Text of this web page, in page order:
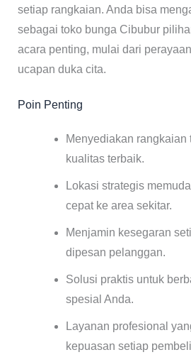
setiap rangkaian. Anda bisa
sebagai toko bunga Cibubur
acara penting, mulai dari
ucapan duka cita.
Poin Penting
Menyediakan
kualitas terbaik.
Lokasi strategis
cepat ke area sekitar.
Menjamin kesegaran
dipesan pelanggan.
Solusi praktis untuk
spesial Anda.
Layanan profesional
kepuasan setiap